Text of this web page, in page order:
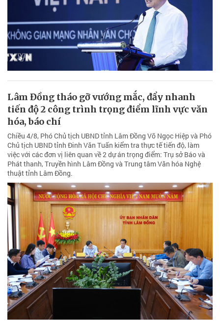
Lâm Đồng tháo gỡ vướng mắc, đẩy nhanh
tiến độ 2 công trình trọng điểm lĩnh vực văn
hóa, báo chí
Chiều 4/8, Phó Chủ tịch UBND tỉnh Lâm Đồng Võ Ngọc Hiệp và Phó
Chủ tịch UBND tỉnh Đinh Văn Tuấn kiểm tra thực tế tiến độ, làm
việc với các đơn vị liên quan về 2 dự án trọng điểm: Trụ sở Báo và
Phát thanh, Truyền hình Lâm Đồng và Trung tâm Văn hóa Nghệ
thuật tỉnh Lâm Đồng.